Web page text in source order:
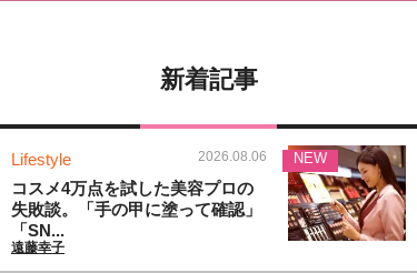
新着記事
Lifestyle 2026.08.06
コスメ4万点を試した美容プロの
失敗談。「手の甲に塗って確認」
「SN...
遠藤幸子
NEW